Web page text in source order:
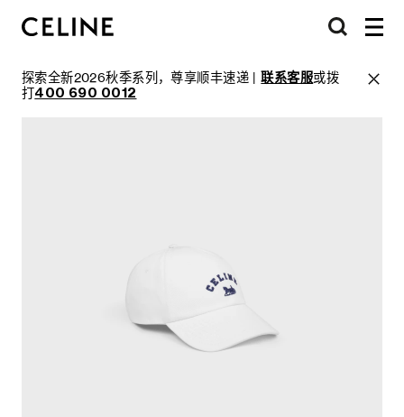
探索全新2026秋季系列，尊享顺丰速递 |联系客服或拨
打400 690 0012